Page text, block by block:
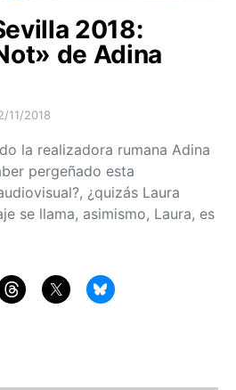
2018:
de Adina
11/2018
la realizadora rumana Adina
pergeñado esta
¿quizás Laura
se llama, asimismo, Laura, es